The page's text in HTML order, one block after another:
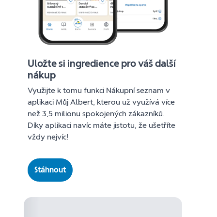
Uložte si ingredience pro váš další
nákup
Využijte k tomu funkci Nákupní seznam v
aplikaci Můj Albert, kterou už využívá více
než 3,5 milionu spokojených zákazníků.
Díky aplikaci navíc máte jistotu, že ušetříte
vždy nejvíc!
Stáhnout